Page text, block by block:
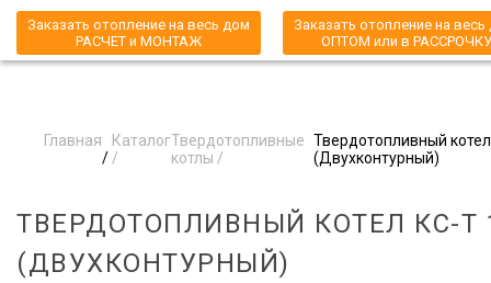
Заказать отопление на весь дом
РАСЧЕТ и МОНТАЖ
Заказать отопление на
ОПТОМ или в РАССРОЧКУ
Главная
/
Каталог
/
Твердотопливные
котлы /
Твердотопливный
(Двухконтурный)
ТВЕРДОТОПЛИВНЫЙ КОТЕЛ КС-Т
(ДВУХКОНТУРНЫЙ)